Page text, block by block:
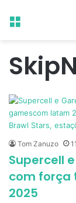
Menu
Tom Zanuzo
Supercell
com força
2025